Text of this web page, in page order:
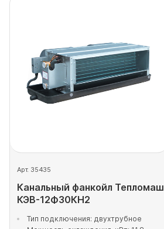
Арт. 35435
Канальный фанкойл Тепломаш
КЭВ-12Ф30КН2
Тип подключения: двухтрубное